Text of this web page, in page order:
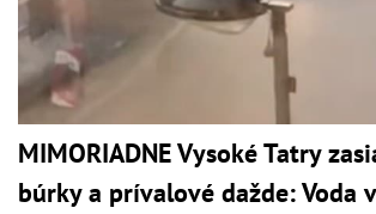
MIMORIADNE Vysoké Tatry
búrky a prívalové dažde: Voda